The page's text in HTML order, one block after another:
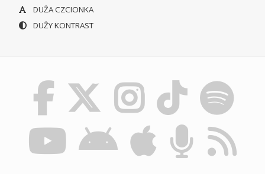
DUŻA CZCIONKA
DUŻY KONTRAST